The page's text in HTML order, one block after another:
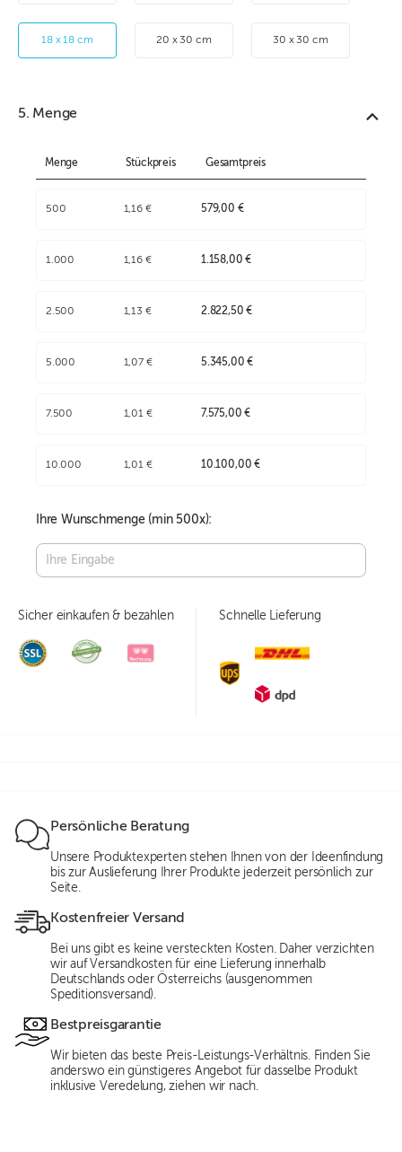
18 x 18 cm 20 x 30 cm 30 x 30 cm
5. Menge
Menge Stückpreis Gesamtpreis
500 1,16 € 579,00 €
1.000 1,16 € 1.158,00 €
2.500 1,13 € 2.822,50 €
5.000 1,07 € 5.345,00 €
7.500 1,01 € 7.575,00 €
10.000 1,01 € 10.100,00 €
Ihre Wunschmenge (min500x):
Sicher einkaufen & bezahlen Schnelle Lieferung
Persönliche Beratung
Unsere Produktexperten stehen Ihnen von der Ideenfindung
bis zur Auslieferung Ihrer Produkte jederzeit persönlich zur
Seite.
Kostenfreier Versand
Bei uns gibt es keine versteckten Kosten. Daher verzichten
wir auf Versandkosten für eine Lieferung innerhalb
Deutschlands oder Österreichs (ausgenommen
Speditionsversand).
Bestpreisgarantie
Wir bieten das beste Preis-Leistungs-Verhältnis. Finden Sie
anderswo ein günstigeres Angebot für dasselbe Produkt
inklusive Veredelung, ziehen wir nach.